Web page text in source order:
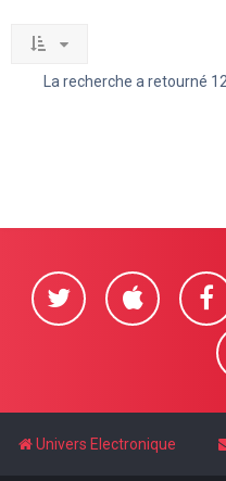
La recherche a retourné
Univers Electronique